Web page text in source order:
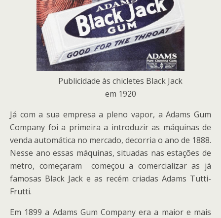
Publicidade às chicletes Black Jack
em 1920
Já com a sua empresa a pleno vapor, a Adams Gum
Company foi a primeira a introduzir as máquinas de
venda automática no mercado, decorria o ano de 1888.
Nesse ano essas máquinas, situadas nas estações de
metro, começaram começou a comercializar as já
famosas Black Jack e as recém criadas Adams Tutti-
Frutti.
Em 1899 a Adams Gum Company era a maior e mais